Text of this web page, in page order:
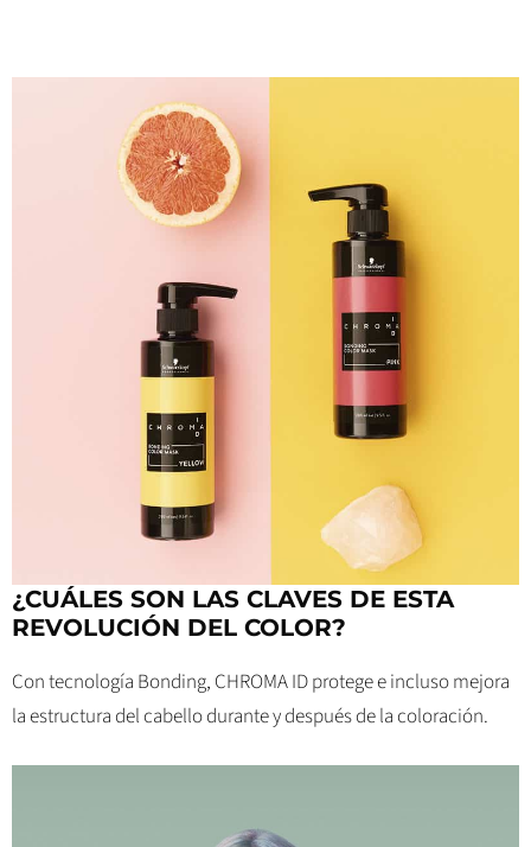
¿CUÁLES SON LAS CLAVES DE ESTA
REVOLUCIÓN DEL COLOR?
Con tecnología Bonding, CHROMA ID protege e incluso mejora
la estructura del cabello durante y después de la coloración.